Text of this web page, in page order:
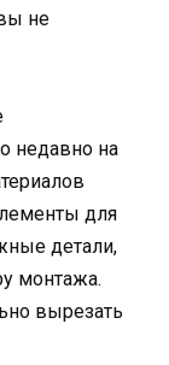
не
недавно на
для
детали,
монтажа.
вырезать